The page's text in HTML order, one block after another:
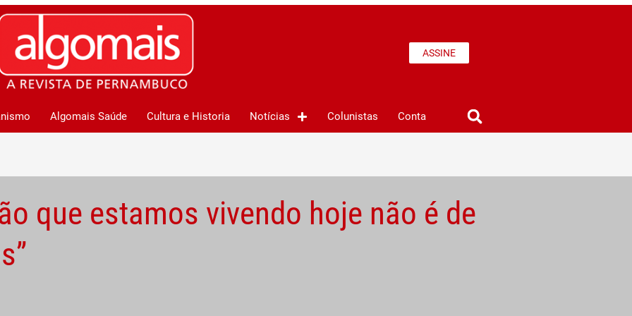
ASSINE
Algomais Saúde Cultura e Historia Notícias Colunistas Conta
que estamos vivendo hoje não é de